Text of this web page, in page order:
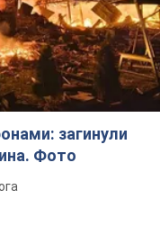
23-й день
з
протестів